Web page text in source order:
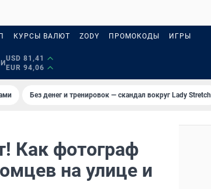
КУРСЫ ВАЛЮТ ZODY ПРОМОКОДЫ ИГРЫ
USD 81,41
EUR 94,06
Без денег и тренировок — скандал вокруг Lady Stretch
Как фотограф
на улице и